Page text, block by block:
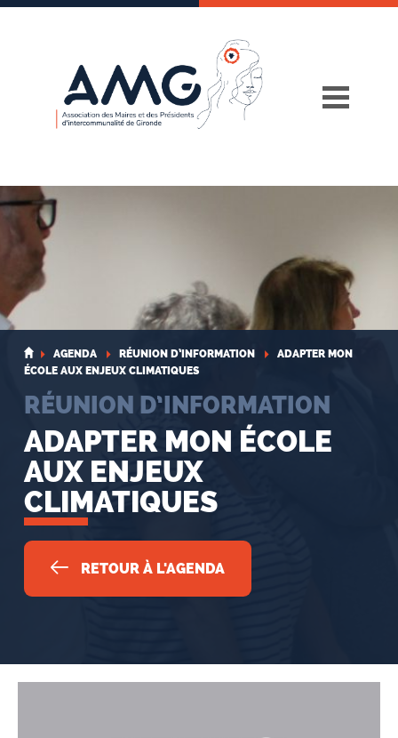
Skip
AGENDA RÉUNION D’INFORMATION
ADAPTER MON
ÉCOLE AUX ENJEUX CLIMATIQUES
RÉUNION D’INFORMATION
ADAPTER MON ÉCOLE
AUX ENJEUX
CLIMATIQUES
RETOUR À L'AGENDA